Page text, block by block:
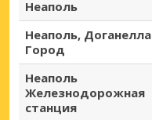
Неаполь
Неаполь, Доганелла
Город
Неаполь
Железнодорожная
станция